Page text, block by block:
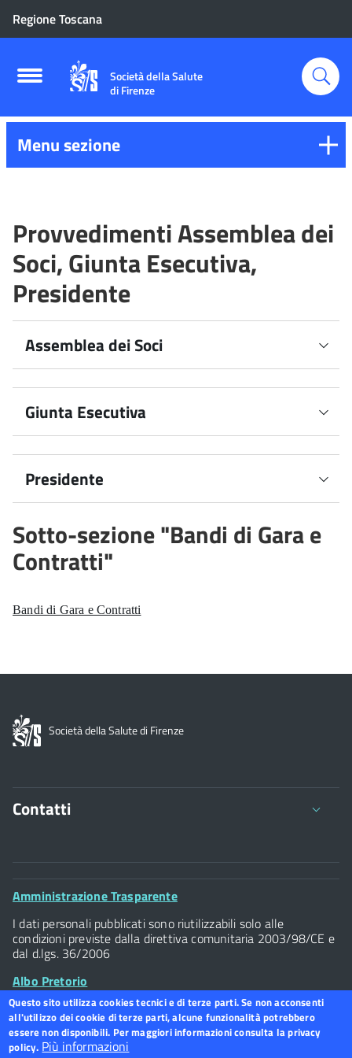
Regione Toscana
Società della Salute
di Firenze
Menu sezione
Provvedimenti Assemblea dei
Soci, Giunta Esecutiva,
Presidente
Assemblea dei Soci
Delibere Assemblea dei Soci
Giunta Esecutiva
Delibere Giunta Esecutiva
Presidente
Sotto-sezione "Bandi di Gara e
Contratti"
Bandi di Gara e Contratti
Società della Salute di Firenze
Contatti
Viale della Giovine Italia 1/1 - 50122
C.F. 94117300486 P.Iva 07437940484
Tel. 055 / 2616202
Posta Elettronica Certificata
Footer
Amministrazione Trasparente
I dati personali pubblicati sono riutilizzabili solo alle
condizioni previste dalla direttiva comunitaria 2003/98/CE e
dal d.lgs. 36/2006
Albo Pretorio
Footer
Widget
Footer
Dichiarazione accessibilità
Questo sito utilizza cookies tecnici e di terze parti. Se non acconsenti
all'utilizzo dei cookie di terze parti, alcune funzionalità potrebbero
essere non disponibili. Per maggiori informazioni consulta la privacy
policy. Più informazioni